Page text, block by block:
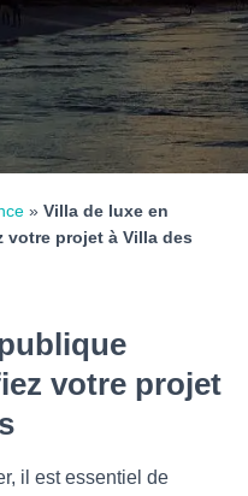
A
T
I
O
N
» Villa de luxe en
projet à Villa des
votre projet
il est essentiel de